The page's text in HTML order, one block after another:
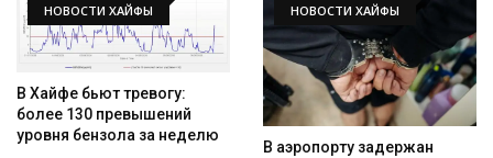
НОВОСТИ ХАЙФЫ
В Хайфе бьют тревогу:
более 130 превышений
уровня бензола за неделю
НОВОСТИ ХАЙФЫ
В аэропорту задержан